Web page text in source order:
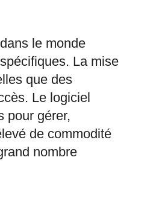
le monde
La mise
que des
Le logiciel
pour gérer,
de commodité
nombre